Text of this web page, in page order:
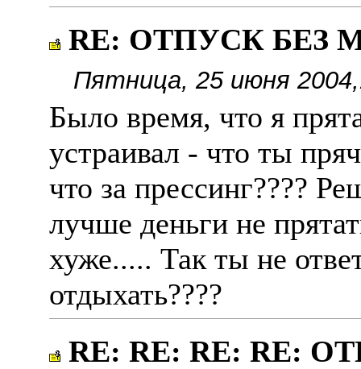
RE: ОТПУСК БЕЗ
Пятница, 25 июня
Было время, что я
устраивал - что ты
что за прессинг????
лучше деньги не
хуже..... Так ты не
отдыхать????
RE: RE: RE: RE: